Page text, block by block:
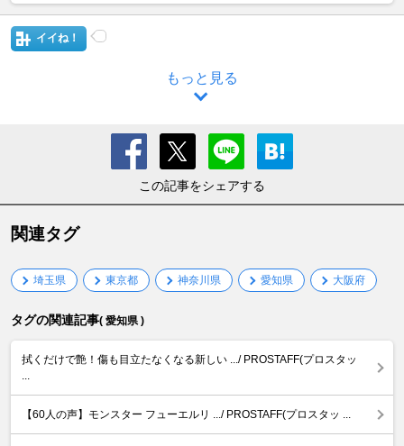
イイね！
もっと見る
この記事をシェアする
関連タグ
埼玉県 東京都 神奈川県 愛知県 大阪府
タグの関連記事( 愛知県 )
拭くだけで艶！傷も目立たなくなる新しい .../ PROSTAFF(プロスタッ
...
【60人の声】モンスター フューエルリ .../ PROSTAFF(プロスタッ ...